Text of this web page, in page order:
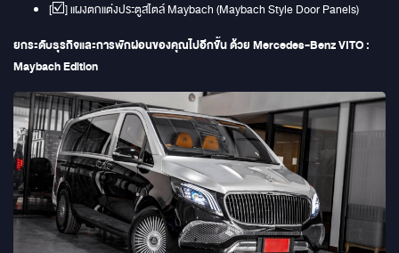
[☑️] แผงตกแต่งประตูสไตล์ Maybach (Maybach Style Door Panels)
ยกระดับธุรกิจและการพักผ่อนของคุณไปอีกขั้น ด้วย Mercedes-Benz VITO :
Maybach Edition